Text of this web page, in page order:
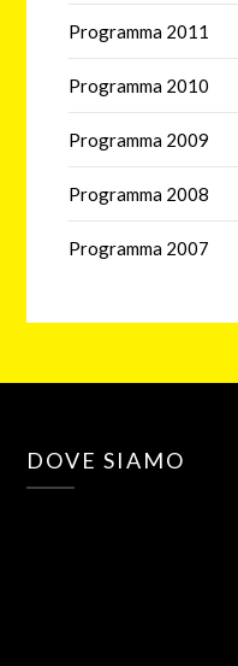
Programma 2011
Programma 2010
Programma 2009
Programma 2008
Programma 2007
DOVE SIAMO